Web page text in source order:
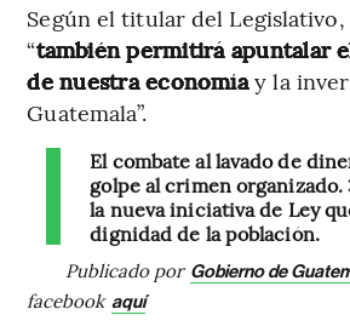
Según el titular del
“también permitirá apuntalar
de nuestra economíay la
Guatemala”.
El combate al lavado de
golpe al crimen organizado.
la nueva iniciativa de Ley
dignidad de la población.
Publicado por Gobierno de
facebook aquí